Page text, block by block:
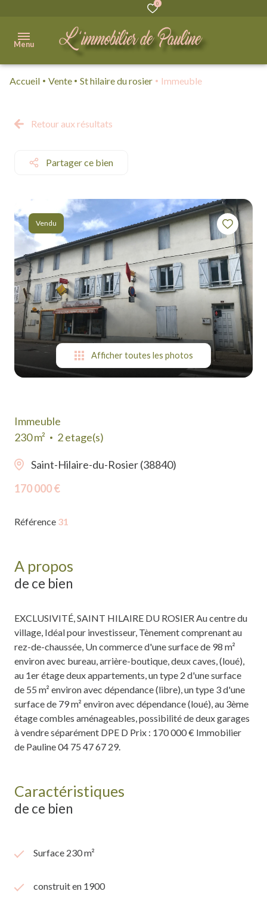
0
Menu
Acheter
Professionnel
Biens
vendus
Qui
suis-
je ?
Contact
Accueil Vente St hilaire du rosier Immeuble
Retour aux résultats
Partager ce bien
Vendu
Afficher toutes les photos
Immeuble
230 m²
2 etage(s)
Saint-Hilaire-du-Rosier (38840)
170 000 €
Référence 31
A propos
de ce bien
EXCLUSIVITÉ, SAINT HILAIRE DU ROSIER Au centre du
village, Idéal pour investisseur, Tènement comprenant au
rez-de-chaussée, Un commerce d'une surface de 98 m²
environ avec bureau, arrière-boutique, deux caves, (loué),
au 1er étage deux appartements, un type 2 d'une surface
de 55 m² environ avec dépendance (libre), un type 3 d'une
surface de 79 m² environ avec dépendance (loué), au 3ème
étage combles aménageables, possibilité de deux garages
à vendre séparément DPE D Prix : 170 000 € Immobilier
de Pauline 04 75 47 67 29.
Caractéristiques
de ce bien
Surface 230 m²
construit en 1900